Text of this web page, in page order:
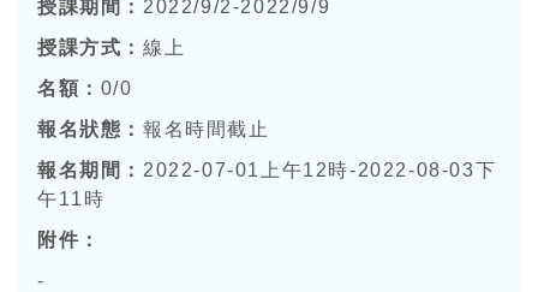
2022/9/2-2022/9/9
線上
0/0
報名時間截止
2022-07-01上午12時-2022-08-03下
午11時
-